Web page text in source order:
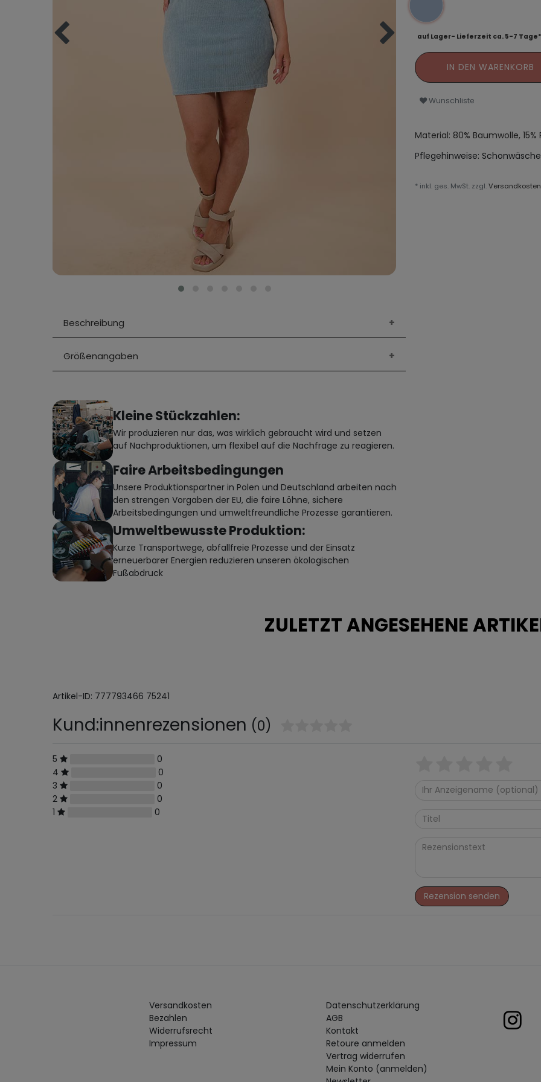
auf Lager- Lieferzeit ca. 5-7
IN DEN WARENKORB
Wunschliste
Material: 80% Baumwolle,
Pflegehinweise: Schonwäsche
* inkl. ges. MwSt. zzgl.Versandkosten
Beschreibung
Größenangaben
Kleine Stückzahlen:
Wir produzieren nur das, was wirklich gebraucht wird und setzen
auf Nachproduktionen, um flexibel auf die Nachfrage zu reagieren.
Faire Arbeitsbedingungen
Unsere Produktionspartner in Polen und Deutschland arbeiten nach
den strengen Vorgaben der EU, die faire Löhne, sichere
Arbeitsbedingungen und umweltfreundliche Prozesse garantieren.
Umweltbewusste Produktion:
Kurze Transportwege, abfallfreie Prozesse und der Einsatz
erneuerbarer Energien reduzieren unseren ökologischen
Fußabdruck
ZULETZT ANGESEHENE
Artikel-ID: 777793466 75241
Kund:innenrezensionen (0)
5
0
4
0
3
0
2
0
1
0
Rezension senden
Versandkosten
Bezahlen
Widerrufs­recht
Impressum
Daten­schutz­erklärung
AGB
Kontakt
Retoure anmelden
Vertrag widerrufen
Mein Konto (anmelden)